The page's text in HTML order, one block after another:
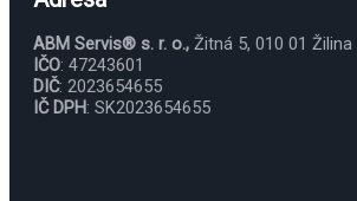
ABM Servis® s. r. o., Žitná 5, 010 01 Žilina
IČO: 47243601
DIČ: 2023654655
IČ DPH: SK2023654655